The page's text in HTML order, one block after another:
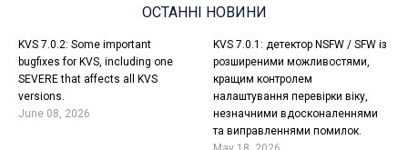
ОСТАННІ НОВИНИ
KVS 7.0.2: Some important
bugfixes for KVS, including one
SEVERE that affects all KVS
versions.
June 08, 2026
KVS 7.0.1: детектор NSFW / SFW із
розширеними можливостями,
кращим контролем
налаштування перевірки віку,
незначними вдосконаленнями
та виправленнями помилок.